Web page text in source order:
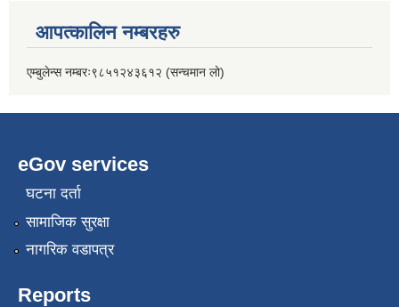
आपत्कालिन नम्बरहरु
एम्बुलेन्स नम्बरः९८५१२४३६१२ (सन्चमान लो)
eGov services
घटना दर्ता
सामाजिक सुरक्षा
नागरिक वडापत्र
Reports